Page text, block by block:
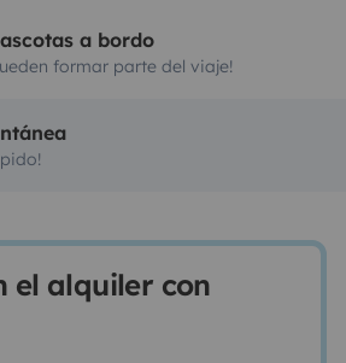
a bordo
formar parte del viaje!
el alquiler con